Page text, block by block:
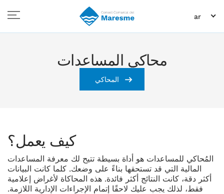
ar
محاكي المساعدات
المحاكي
كيف يعمل؟
المُحاكي للمساعدات هو أداة بسيطة تتيح لك معرفة المساعدات
المالية التي قد تستحقها بناءً على وضعك. كلما كانت البيانات
أكثر دقة، كانت النتائج أكثر فائدة. هذه المحاكاة لأغراض إعلامية
فقط، لذلك يجب عليك لاحقًا إتمام الإجراءات الإدارية اللازمة.